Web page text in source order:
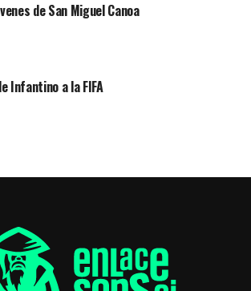
de San Miguel Canoa
Infantino a la FIFA